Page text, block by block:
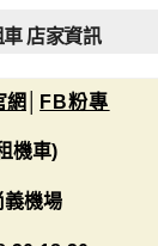
店家資訊
網 FB粉專
機車)
義機場